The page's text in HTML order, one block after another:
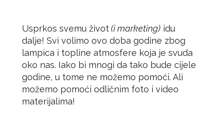
Usprkos svemu život(i marketing) idu
dalje! Svi volimo ovo doba godine zbog
lampica i topline atmosfere koja je svuda
oko nas. Iako bi mnogi da tako bude cijele
godine, u tome ne možemo pomoći. Ali
možemo pomoći odličnim foto i video
materijalima!